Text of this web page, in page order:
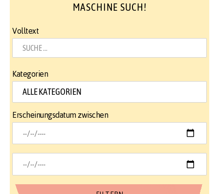
MASCHINE SUCH!
Volltext
Kategorien
Erscheinungsdatum zwischen